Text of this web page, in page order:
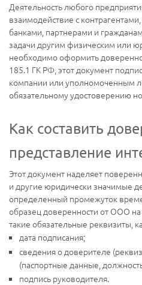
Деятельность любого
взаимодействие с
банками, партнерами и
задачи другим физическим или
необходимо оформить
185.1 ГК РФ, этот документ
компании или уполномоченным
обязательному удостоверению
Как составить
представление
Этот документ наделяет
и другие юридически значимые
определенный промежуток
образец доверенности от ООО
такие обязательные реквизиты,
дата подписания;
сведения о доверителе
(паспортные данные,
подпись руководителя.